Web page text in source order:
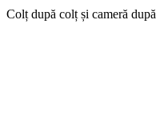
Colț după colț și cameră